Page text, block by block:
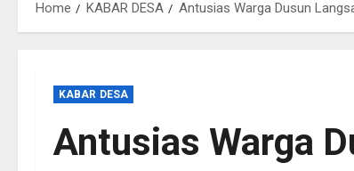
Home KABAR DESA Antusias Warga Dusun
KABAR DESA
Antusias Warga